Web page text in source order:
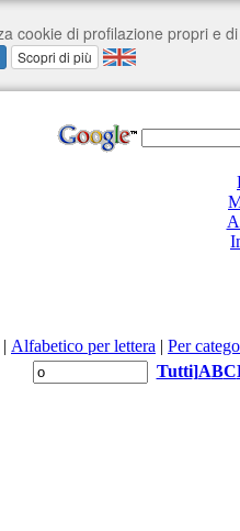
| Alfabetico per lettera | Per
Tutti]ABC